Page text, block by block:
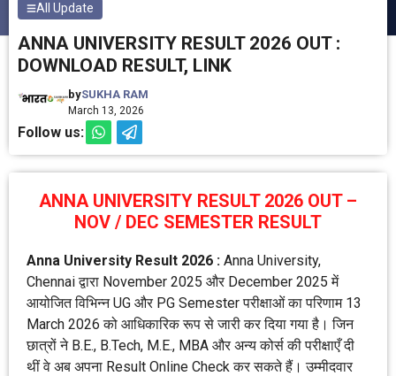
All Update
ANNA UNIVERSITY RESULT 2026 OUT :
DOWNLOAD RESULT, LINK
bySUKHA RAM
March 13, 2026
Follow us:
ANNA UNIVERSITY RESULT 2026 OUT –
NOV / DEC SEMESTER RESULT
Anna University Result 2026 : Anna University,
Chennai द्वारा November 2025 और December 2025 में
आयोजित विभिन्न UG और PG Semester परीक्षाओं का परिणाम 13
March 2026 को आधिकारिक रूप से जारी कर दिया गया है। जिन
छात्रों ने B.E., B.Tech, M.E., MBA और अन्य कोर्स की परीक्षाएँ दी
थीं वे अब अपना Result Online Check कर सकते हैं। उम्मीदवार